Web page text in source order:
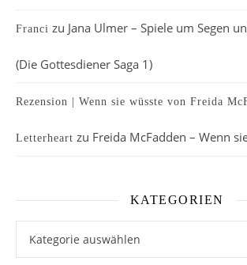
Franci zu Jana Ulmer – Spiele um Segen
(Die Gottesdiener Saga 1)
Rezension | Wenn sie wüsste von Freida
Letterheart zu Freida McFadden – Wenn
KATEGORIEN